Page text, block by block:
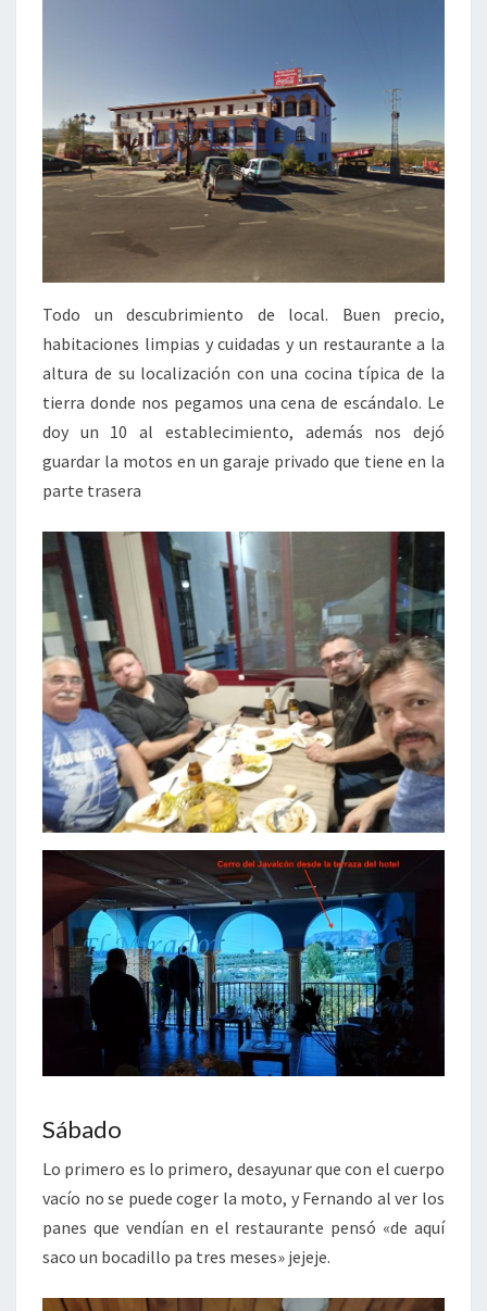
Todo un descubrimiento de local. Buen precio,
habitaciones limpias y cuidadas y un restaurante a la
altura de su localización con una cocina típica de la
tierra donde nos pegamos una cena de escándalo. Le
doy un 10 al establecimiento, además nos dejó
guardar la motos en un garaje privado que tiene en la
parte trasera
Sábado
Lo primero es lo primero, desayunar que con el cuerpo
vacío no se puede coger la moto, y Fernando al ver los
panes que vendían en el restaurante pensó «de aquí
saco un bocadillo pa tres meses» jejeje.